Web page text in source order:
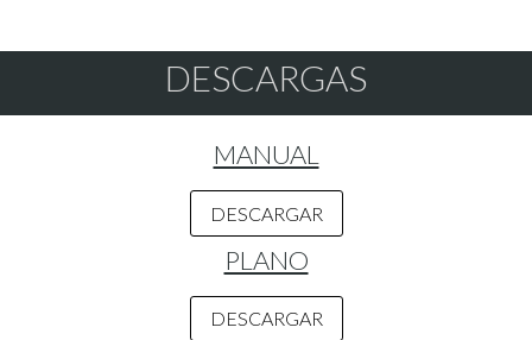
DESCARGAS
MANUAL
DESCARGAR
PLANO
DESCARGAR